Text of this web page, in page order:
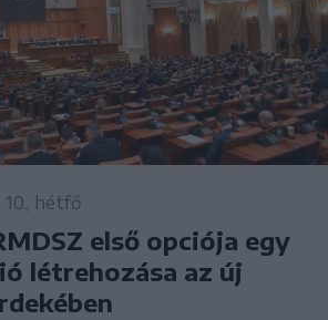
hétfő
első opciója egy
létrehozása az új